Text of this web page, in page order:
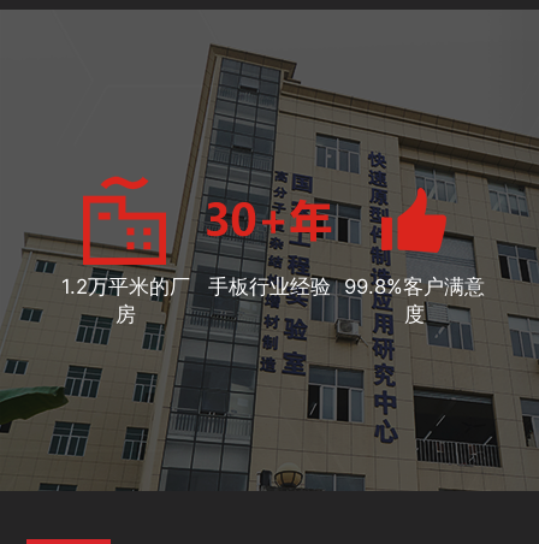
1.2万平米的厂
房
手板行业经验 99.8%客户满意
度